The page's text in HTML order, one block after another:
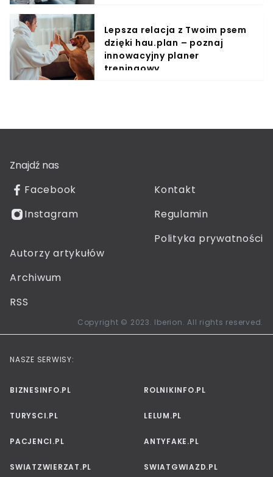
Lepsza relacja z Twoim psem
dzięki hau.plan – poznaj
innowacyjny planer
treningowy
Znajdź nas
Facebook
Instagram
Kontakt
Regulamin
Polityka prywatności
Autorzy artykułów
Archiwum
RSS
Copyright © 2023. Iberion. All rights reserved.
NASZE SERWISY:
BIZNESINFO.PL ROLNIKINFO.PL
TURYSCI.PL LELUM.PL
PACJENCI.PL ANTYFAKE.PL
SWIATZWIERZAT.PL SWIATGWIAZD.PL